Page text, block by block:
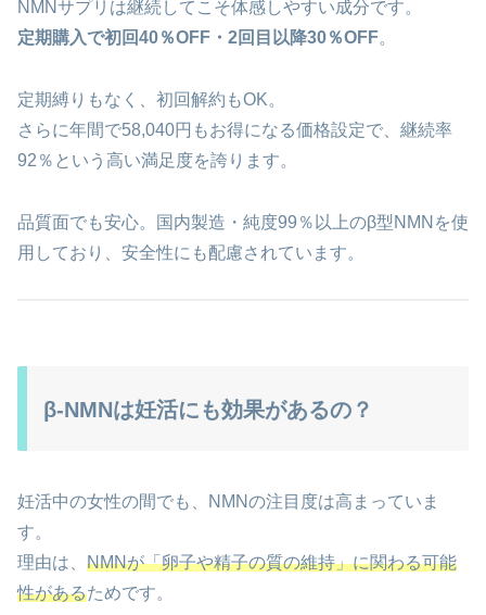
NMNサプリは継続してこそ体感しやすい成分です。
定期購入で初回40％OFF・2回目以降30％OFF。
定期縛りもなく、初回解約もOK。
さらに年間で58,040円もお得になる価格設定で、継続率
92％という高い満足度を誇ります。
品質面でも安心。国内製造・純度99％以上のβ型NMNを使
用しており、安全性にも配慮されています。
β-NMNは妊活にも効果があるの？
妊活中の女性の間でも、NMNの注目度は高まっていま
す。
理由は、 NMNが「卵子や精子の質の維持」に関わる可能
性があるためです。